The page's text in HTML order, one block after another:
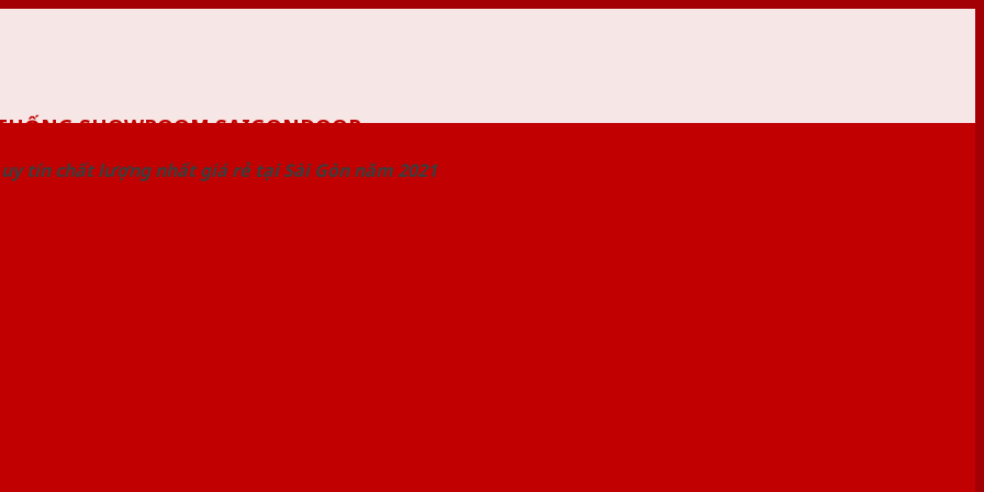
SHOWROOM SAIGONDOOR
tín chất lượng nhất giá rẻ tại Sài Gòn năm 2021